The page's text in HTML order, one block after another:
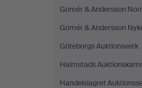
Gomér & Andersson
Gomér & Andersson
Göteborgs Auktionsverk
Halmstads
Handelslagret